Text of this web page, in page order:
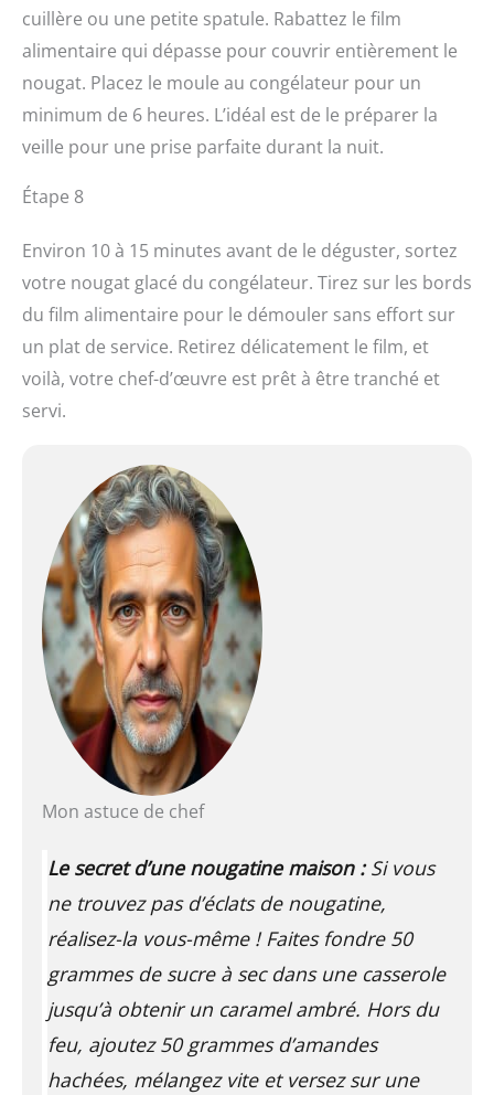
cuillère ou une petite spatule. Rabattez le film
alimentaire qui dépasse pour couvrir entièrement le
nougat. Placez le moule au congélateur pour un
minimum de 6 heures. L’idéal est de le préparer la
veille pour une prise parfaite durant la nuit.
Étape 8
Environ 10 à 15 minutes avant de le déguster, sortez
votre nougat glacé du congélateur. Tirez sur les bords
du film alimentaire pour le démouler sans effort sur
un plat de service. Retirez délicatement le film, et
voilà, votre chef-d’œuvre est prêt à être tranché et
servi.
Mon astuce de chef
Le secret d’une nougatine maison :Si vous
ne trouvez pas d’éclats de nougatine,
réalisez-la vous-même ! Faites fondre 50
grammes de sucre à sec dans une casserole
jusqu’à obtenir un caramel ambré. Hors du
feu, ajoutez 50 grammes d’amandes
hachées, mélangez vite et versez sur une